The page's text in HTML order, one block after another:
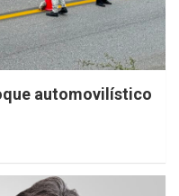
automovilístico